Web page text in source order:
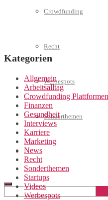
Crowdfunding
Recht
Werbespots
Sonderthemen
Geschäftskonto eröffnen
Kategorien
Allgemein
Arbeitsalltag
Crowdfunding Plattformen
Finanzen
Gesundheit
Interviews
Karriere
Marketing
News
Recht
Sonderthemen
Startups
Videos
Werbespots